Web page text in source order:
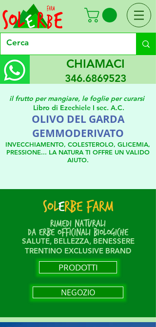
CHIAMACI
346.6869523
il frutto per mangiare, le foglie per curarsi
Libro di Ezechiele I sec. A.C.
OLIVO DEL GARDA
GEMMODERIVATO
INVECCHIAMENTO, COLESTEROLO, GLICEMIA,
PRESSIONE... LANATURATI OFFRE UN VALIDO
AIUTO.
Solerbe Farm
RIMEDI NATURALI
DA ERBE OFFICINALI BIOLOGICHE
SALUTE, BELLEZZA, BENESSERE
TRENTINO EXCLUSIVE BRAND
PRODOTTI
NEGOZIO